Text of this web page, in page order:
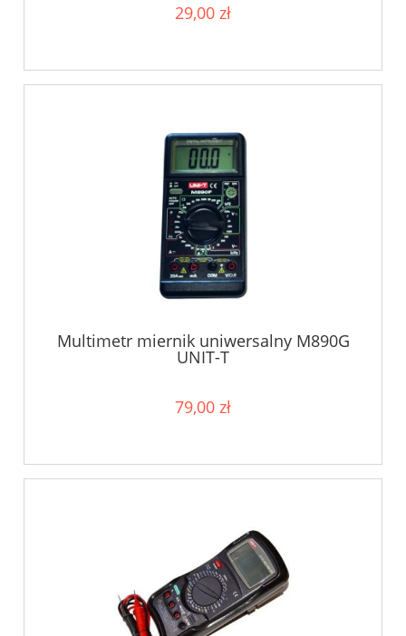
29,00 zł
Multimetr miernik uniwersalny M890G
UNIT-T
79,00 zł